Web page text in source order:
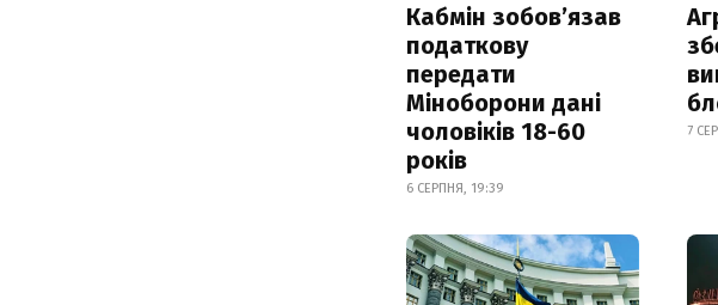
Кабмін зобовʼязав
податкову
передати
Міноборони дані
чоловіків 18-60
років
6 СЕРПНЯ, 19:39
7